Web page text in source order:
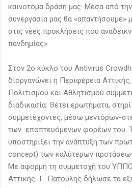
καινοτόμα δράση μας. Μέσα από
συνεργασία μας θα «απαντήσουμε»
στις νέες προκλήσεις που
πανδημίας»
Στον 2ο κύκλο του Antivirus
διοργανώνει η Περιφέρεια
Πολιτισμού και Αθλητισμού
διαδικασία: Θέτει ερωτήματα,
συμμετέχοντες, μέσω μεντόρων-
των εποπτευόμενων φορέων
υποστηρίξει την ανάπτυξη των
concept) των καλύτερων
Με αφορμή τη συμμετοχή του
Αττικής Γ. Πατούλης δήλωσε τα